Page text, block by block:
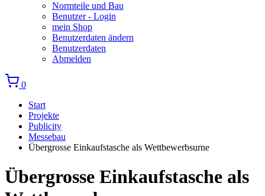
Normteile und Bau
Benutzer - Login
mein Shop
Benutzerdaten ändern
Benutzerdaten
Abmelden
0
Start
Projekte
Publicity
Messebau
Übergrosse Einkaufstasche als Wettbewerbsurne
Übergrosse Einkaufstasche als